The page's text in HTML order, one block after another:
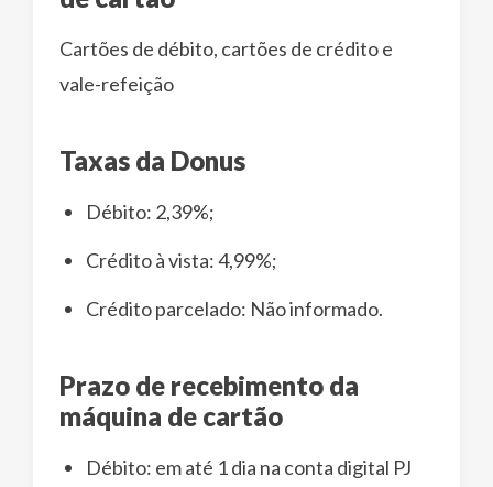
Cartões de débito, cartões de crédito e
vale-refeição
Taxas da Donus
Débito: 2,39%;
Crédito à vista: 4,99%;
Crédito parcelado: Não informado.
Prazo de recebimento da
máquina de cartão
Débito: em até 1 dia na conta digital PJ